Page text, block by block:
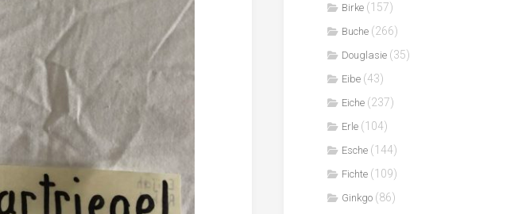
Birke (157)
Buche (266)
Douglasie (35)
Eibe (43)
Eiche (237)
Erle (104)
Esche (144)
Fichte (109)
Ginkgo (86)